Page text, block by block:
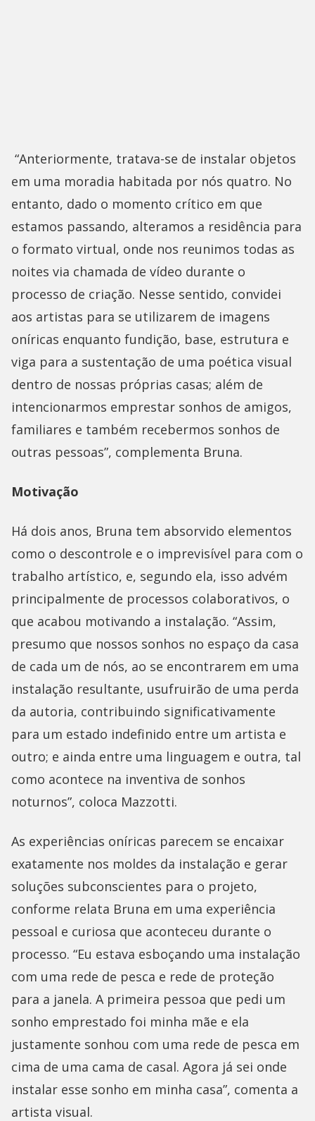
“Anteriormente, tratava-se de instalar objetos
em uma moradia habitada por nós quatro. No
entanto, dado o momento crítico em que
estamos passando, alteramos a residência para
o formato virtual, onde nos reunimos todas as
noites via chamada de vídeo durante o
processo de criação. Nesse sentido, convidei
aos artistas para se utilizarem de imagens
oníricas enquanto fundição, base, estrutura e
viga para a sustentação de uma poética visual
dentro de nossas próprias casas; além de
intencionarmos emprestar sonhos de amigos,
familiares e também recebermos sonhos de
outras pessoas”, complementa Bruna.
Motivação
Há dois anos, Bruna tem absorvido elementos
como o descontrole e o imprevisível para com o
trabalho artístico, e, segundo ela, isso advém
principalmente de processos colaborativos, o
que acabou motivando a instalação. “Assim,
presumo que nossos sonhos no espaço da casa
de cada um de nós, ao se encontrarem em uma
instalação resultante, usufruirão de uma perda
da autoria, contribuindo significativamente
para um estado indefinido entre um artista e
outro; e ainda entre uma linguagem e outra, tal
como acontece na inventiva de sonhos
noturnos”, coloca Mazzotti.
As experiências oníricas parecem se encaixar
exatamente nos moldes da instalação e gerar
soluções subconscientes para o projeto,
conforme relata Bruna em uma experiência
pessoal e curiosa que aconteceu durante o
processo. “Eu estava esboçando uma instalação
com uma rede de pesca e rede de proteção
para a janela. A primeira pessoa que pedi um
sonho emprestado foi minha mãe e ela
justamente sonhou com uma rede de pesca em
cima de uma cama de casal. Agora já sei onde
instalar esse sonho em minha casa”, comenta a
artista visual.